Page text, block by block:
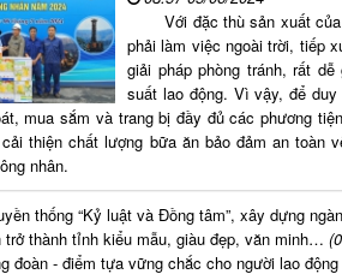
Với đặc thù sản xuất của
phải làm việc ngoài trời, tiếp
giải pháp phòng tránh, rất
suất lao động. Vì vậy, để
mua sắm và trang bị đầy đủ các phương
thiện chất lượng bữa ăn bảo đảm an toàn
nhân.
thống “Kỷ luật và Đồng tâm”, xây dựng
trở thành tỉnh kiểu mẫu, giàu đẹp, văn minh…
đoàn - điểm tựa vững chắc cho người lao động